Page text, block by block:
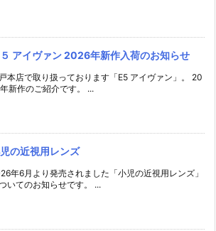
５ アイヴァン 2026年新作入荷のお知らせ
本店で取り扱っております「E5 アイヴァン」。 20
新作のご紹介です。 ...
の近視用レンズ
年6月より発売されました「小児の近視用レンズ」
いてのお知らせです。 ...